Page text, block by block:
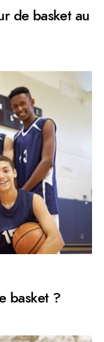
de basket au
basket ?